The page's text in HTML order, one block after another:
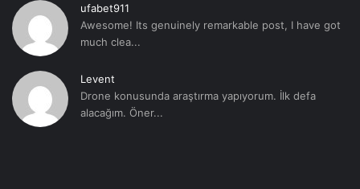
ufabet911
Awesome! Its genuinely remarkable post, I have got
much clea...
Levent
Drone konusunda araştırma yapıyorum. İlk defa
alacağım. Öner...